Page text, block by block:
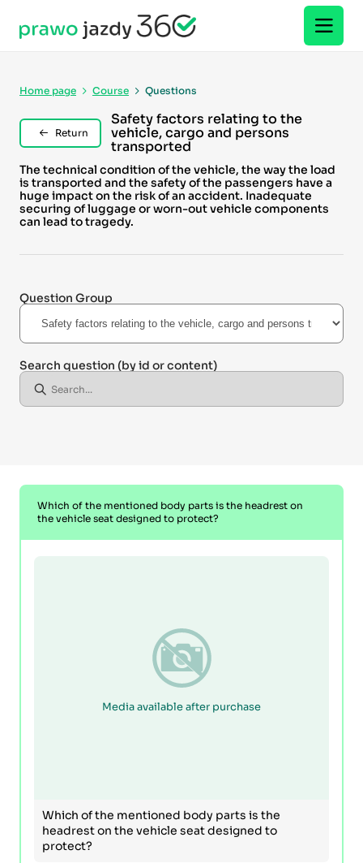
Home page Course Questions
Return
Safety factors relating to the
vehicle, cargo and persons
transported
The technical condition of the vehicle, the way the load
is transported and the safety of the passengers have a
huge impact on the risk of an accident. Inadequate
securing of luggage or worn-out vehicle components
can lead to tragedy.
Question Group
Search question (by id or content)
Which of the mentioned body parts is the headrest on
the vehicle seat designed to protect?
Media available after purchase
Which of the mentioned body parts is the
headrest on the vehicle seat designed to
protect?